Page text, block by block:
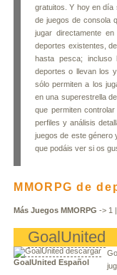
gratuitos. Y hoy en día
de juegos de consola
jugar directamente
deportes existentes,
hasta pesca; incluso
deportes o llevan los
sólo permiten a los
en una superestrella
que permiten
perfiles y análisis
juegos de este género
que podáis ver si os
MMORPG de
Más Juegos MMORPG -> 1 |
GoalUnited
GoalUnited Español